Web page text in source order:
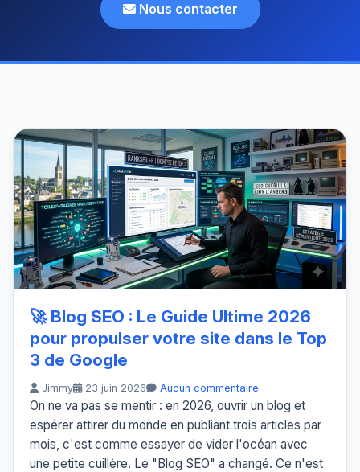
Nous contacter
🚀 Blog SEO : Le Guide Ultime 2026
pour propulser votre site dans le Top
3 de Google
Jimmy 23 juin 2026 Aucun commentaire
On ne va pas se mentir : en 2026, ouvrir un blog et
espérer attirer du monde en publiant trois articles par
mois, c'est comme essayer de vider l'océan avec
une petite cuillère. Le "Blog SEO" a changé. Ce n'est